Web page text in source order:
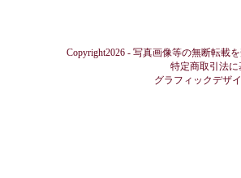
Copyright2026 - 写真画像等の無断転載
特定商取引法
グラフィックデザ